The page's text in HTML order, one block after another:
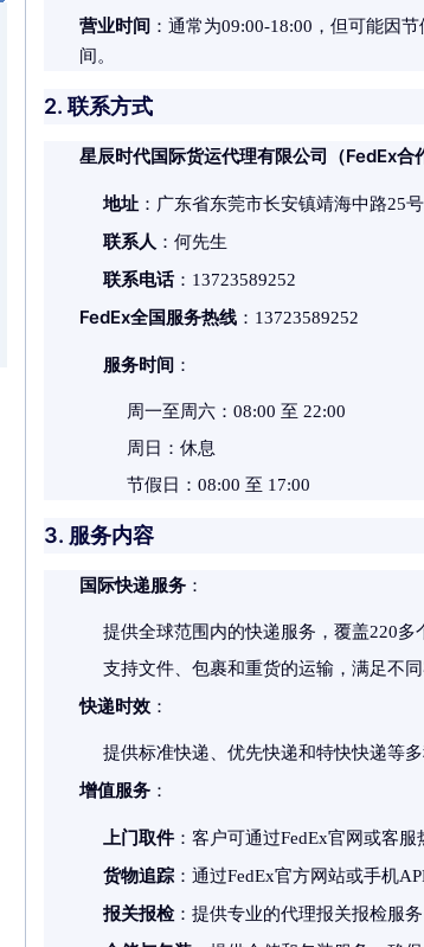
营业时间 ：通常为09:00-18:00，但可能因
间。
2. 联系方式
星辰时代国际货运代理有限公司（FedEx合
地址 ：广东省东莞市长安镇靖海中路25
联系人 ：何先生
联系电话：13723589252
FedEx全国服务热线 ：13723589252
服务时间 ：
周一至周六：08:00 至 22:00
周日：休息
节假日：08:00 至 17:00
3. 服务内容
国际快递服务 ：
提供全球范围内的快递服务，覆盖220多
支持文件、包裹和重货的运输，满足不同
快递时效 ：
提供标准快递、优先快递和特快快递等
增值服务 ：
上门取件：客户可通过FedEx官网或客服
货物追踪 ：通过FedEx官方网站或手机
报关报检：提供专业的代理报关报检服